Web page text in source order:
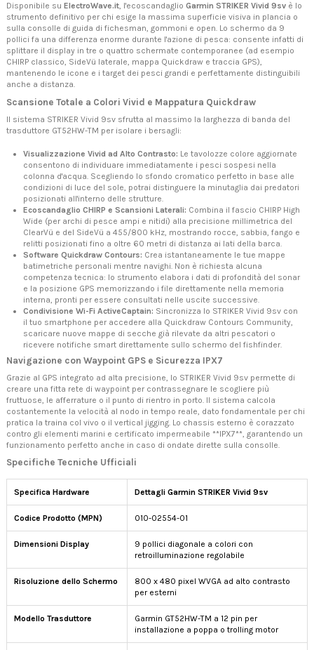
Disponibile su ElectroWave.it, l'ecoscandaglio Garmin STRIKER Vivid 9sv è lo
strumento definitivo per chi esige la massima superficie visiva in plancia o
sulla consolle di guida di fichesman, gommoni e open. Lo schermo da 9
pollici fa una differenza enorme durante l'azione di pesca: consente infatti di
splittare il display in tre o quattro schermate contemporanee (ad esempio
CHIRP classico, SideVü laterale, mappa Quickdraw e traccia GPS),
mantenendo le icone e i target dei pesci grandi e perfettamente distinguibili
anche a distanza.
Scansione Totale a Colori Vivid e Mappatura Quickdraw
Il sistema STRIKER Vivid 9sv sfrutta al massimo la larghezza di banda del
trasduttore GT52HW-TM per isolare i bersagli:
Visualizzazione Vivid ad Alto Contrasto: Le tavolozze colore aggiornate
consentono di individuare immediatamente i pesci sospesi nella
colonna d'acqua. Scegliendo lo sfondo cromatico perfetto in base alle
condizioni di luce del sole, potrai distinguere la minutaglia dai predatori
posizionati all'interno delle strutture.
Ecoscandaglio CHIRP e Scansioni Laterali: Combina il fascio CHIRP High
Wide (per archi di pesce ampi e nitidi) alla precisione millimetrica del
ClearVü e del SideVü a 455/800 kHz, mostrando rocce, sabbia, fango e
relitti posizionati fino a oltre 60 metri di distanza ai lati della barca.
Software Quickdraw Contours: Crea istantaneamente le tue mappe
batimetriche personali mentre navighi. Non è richiesta alcuna
competenza tecnica: lo strumento elabora i dati di profondità del sonar
e la posizione GPS memorizzando i file direttamente nella memoria
interna, pronti per essere consultati nelle uscite successive.
Condivisione Wi-Fi ActiveCaptain: Sincronizza lo STRIKER Vivid 9sv con
il tuo smartphone per accedere alla Quickdraw Contours Community,
scaricare nuove mappe di secche già rilevate da altri pescatori o
ricevere notifiche smart direttamente sullo schermo del fishfinder.
Navigazione con Waypoint GPS e Sicurezza IPX7
Grazie al GPS integrato ad alta precisione, lo STRIKER Vivid 9sv permette di
creare una fitta rete di waypoint per contrassegnare le scogliere più
fruttuose, le afferrature o il punto di rientro in porto. Il sistema calcola
costantemente la velocità al nodo in tempo reale, dato fondamentale per chi
pratica la traina col vivo o il vertical jigging. Lo chassis esterno è corazzato
contro gli elementi marini e certificato impermeabile **IPX7**, garantendo un
funzionamento perfetto anche in caso di ondate dirette sulla consolle.
Specifiche Tecniche Ufficiali
Specifica Hardware Dettagli Garmin STRIKER Vivid 9sv
Codice Prodotto (MPN) 010-02554-01
Dimensioni Display
9 pollici diagonale a colori con
retroilluminazione regolabile
Risoluzione dello Schermo
800 x 480 pixel WVGA ad alto contrasto
per esterni
Modello Trasduttore
Garmin GT52HW-TM a 12 pin per
installazione a poppa o trolling motor